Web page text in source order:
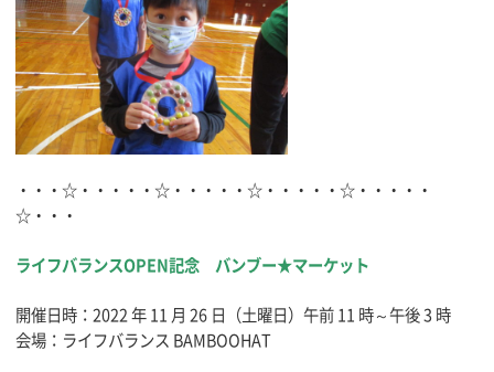
・・・☆・・・・・☆・・・・・☆・・・・・☆・・・・・
☆・・・
ライフバランスOPEN記念 バンブー★マーケット
開催日時：2022 年 11 月 26 日（土曜日）午前 11 時～午後 3 時
会場：ライフバランス BAMBOOHAT